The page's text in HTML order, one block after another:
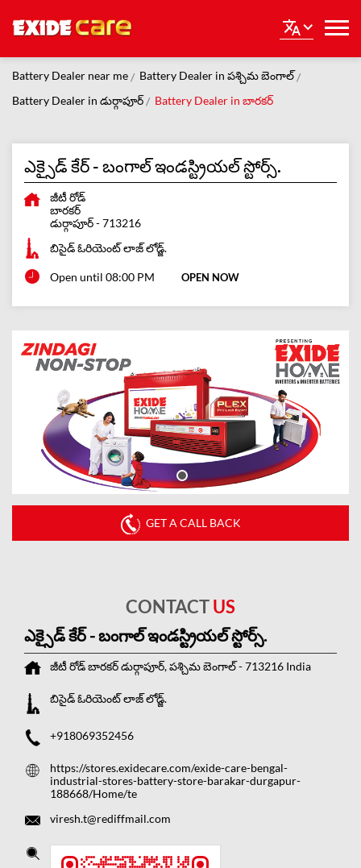
Battery Dealer near me
Battery Dealer in పశ్చిమ బెంగాల్
Battery Dealer in డుర్గాపూర్
Battery Dealer in బారకర్
ఎక్సైడ్ కేర్ - బంగాల్ ఇండస్ట్రియల్ స్టోర్స్.
జీటీ రోడ్
బారకర్
డుర్గాపూర్-713216
బిసైడ్ ఓరియెంట్ లాజ్ లోడ్జ్.
Open until 08:00 PM OPEN NOW
GET A CALL BACK
CONTACTUS
ఎక్సైడ్ కేర్ - బంగాల్ ఇండస్ట్రియల్ స్టోర్స్.
జీటీ రోడ్బారకర్డుర్గాపూర్, పశ్చిమ బెంగాల్-713216 India
బిసైడ్ ఓరియెంట్ లాజ్ లోడ్జ్.
+918069352456
https://stores.exidecare.com/exide-care-bengal-
industrial-stores-battery-store-barakar-durgapur-
188668/Home/te
viresh.t@rediffmail.com